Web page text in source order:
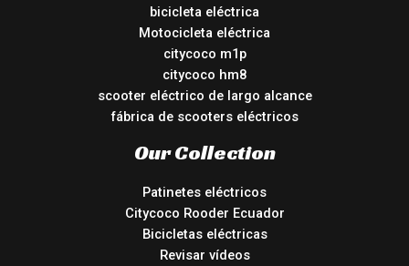
bicicleta eléctrica
Motocicleta eléctrica
citycoco m1p
citycoco hm8
scooter eléctrico de largo alcance
fábrica de scooters eléctricos
Our Collection
Patinetes eléctricos
Citycoco Rooder Ecuador
Bicicletas eléctricas
Revisar vídeos